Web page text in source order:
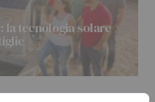
la tecnologia solare